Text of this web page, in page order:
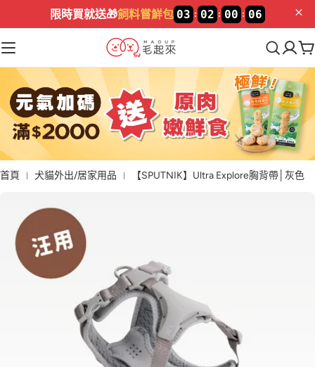
加入LINE🔥新好友領$100
購
物
車
首頁 犬貓外出/居家用品 【SPUTNIK】Ultra Explore胸背帶│灰色